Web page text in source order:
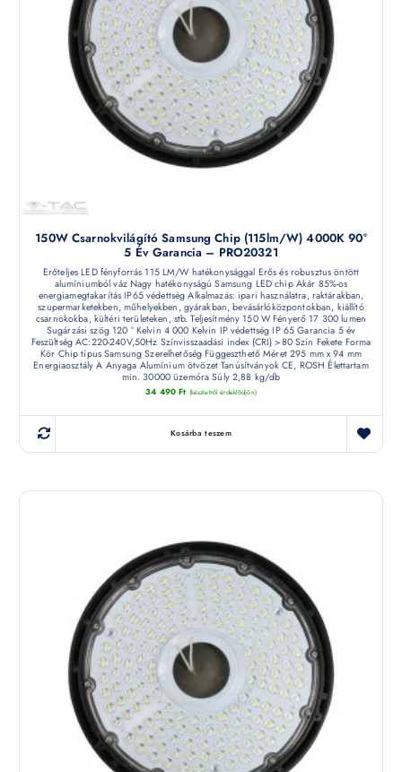
150W Csarnokvilágító Samsung Chip (115lm/W) 4000K 90°
5 Év Garancia – PRO20321
Erőteljes LED fényforrás 115 LM/W hatékonysággal Erős és robusztus öntött
alumíniumból váz Nagy hatékonyságú Samsung LED chip Akár 85%-os
energiamegtakarítás IP65 védettség Alkalmazás: ipari használatra, raktárakban,
szupermarketekben, műhelyekben, gyárakban, bevásárlóközpontokban, kiállító
csarnokokba, kültéri területeken, stb. Teljesítmény 150 W Fényerő 17 300 lumen
Sugárzási szög 120 ° Kelvin 4 000 Kelvin IP védettség IP 65 Garancia 5 év
Feszültség AC:220-240V,50Hz Színvisszaadási index (CRI) >80 Szín Fekete Forma
Kör Chip típus Samsung Szerelhetőség Függeszthető Méret 295 mm x 94 mm
Energiaosztály A Anyaga Alumínium ötvözet Tanúsítványok CE, ROSH Élettartam
min. 30000 üzemóra Súly 2,88 kg/db
34 490Ft (készletről érdeklődjön)
Kosárba teszem